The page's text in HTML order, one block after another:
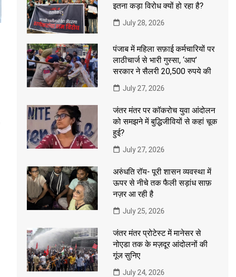
इतना कड़ा विरोध क्यों हो रहा है?
July 28, 2026
पंजाब में महिला सफ़ाई कर्मचारियों पर
लाठीचार्ज से भारी गुस्सा, ‘आप’
सरकार ने सैलरी 20,500 रुपये की
July 27, 2026
जंतर मंतर पर कॉकरोच युवा आंदोलन
को समझने में बुद्धिजीवियों से कहां चूक
हुई?
July 27, 2026
अरुंधति रॉय- पूरी शासन व्यवस्था में
ऊपर से नीचे तक फैली सड़ांध साफ़
नज़र आ रही है
July 25, 2026
जंतर मंतर प्रोटेस्ट में मानेसर से
नोएडा तक के मज़दूर आंदोलनों की
गूंज सुनिए
July 24, 2026